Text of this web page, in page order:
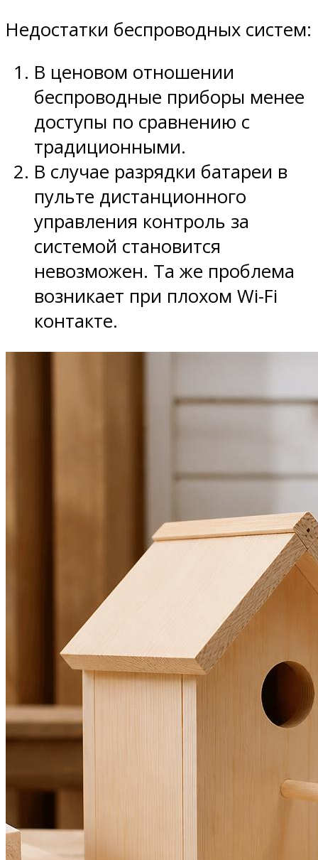
Недостатки беспроводных систем:
В ценовом отношении
беспроводные приборы менее
доступы по сравнению с
традиционными.
В случае разрядки батареи в
пульте дистанционного
управления контроль за
системой становится
невозможен. Та же проблема
возникает при плохом Wi-Fi
контакте.